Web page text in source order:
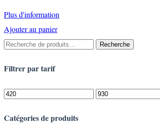
Plus d'information
Ajouter au panier
Recherche
Recherche
Filtrerpar tarif
Prix
Prix
Catégoriesde produits